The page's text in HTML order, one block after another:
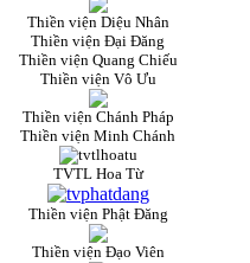
Thiền viện Diệu Nhân
Thiền viện Đại Đăng
Thiền viện Quang Chiếu
Thiền viện Vô Ưu
Thiền viện Chánh Pháp
Thiền viện Minh Chánh
TVTL Hoa Từ
Thiền viện Phật Đăng
Thiền viện Đạo Viên